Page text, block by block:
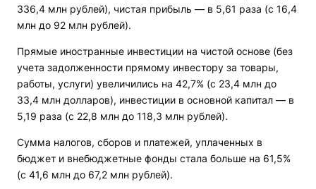
336,4 млн рублей), чистая прибыль — в 5,61 раза (с 16,4
млн до 92 млн рублей).
Прямые иностранные инвестиции на чистой основе (без
учета задолженности прямому инвестору за товары,
работы, услуги) увеличились на 42,7% (с 23,4 млн до
33,4 млн долларов), инвестиции в основной капитал — в
5,19 раза (с 22,8 млн до 118,3 млн рублей).
Сумма налогов, сборов и платежей, уплаченных в
бюджет и внебюджетные фонды стала больше на 61,5%
(с 41,6 млн до 67,2 млн рублей).